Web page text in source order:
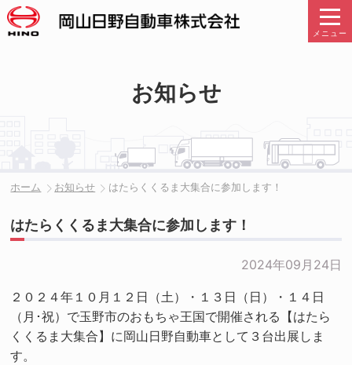
メニュー
お知らせ
ホーム お知らせ はたらくくるま大集合に参加します！
はたらくくるま大集合に参加します！
2024年09月24日
２０２４年１０月１２日（土）・１３日（日）・１４日
（月･祝）で玉野市のおもちゃ王国で開催される【はたら
くくるま大集合】に岡山日野自動車として３台出展しま
す。